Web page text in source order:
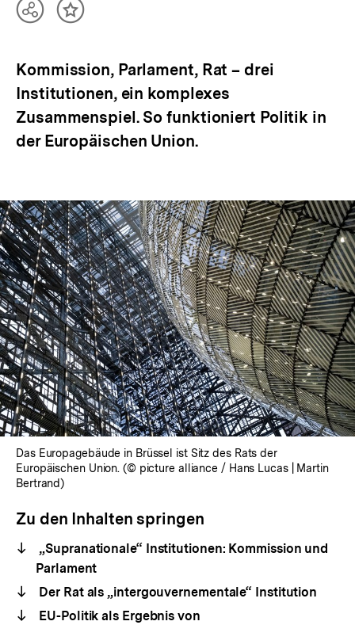
TeilenInhalt
Kommission, Parlament, Rat – drei
Institutionen, ein komplexes
Zusammenspiel. So funktioniert Politik in
der Europäischen Union.
Das Europagebäude in Brüssel ist Sitz des Rats der
Europäischen Union. (© picture alliance / Hans Lucas | Martin
Bertrand)
Zu den Inhalten springen
„Supranationale“ Institutionen: Kommission und
Parlament
Der Rat als „intergouvernementale“ Institution
EU-Politik als Ergebnis von